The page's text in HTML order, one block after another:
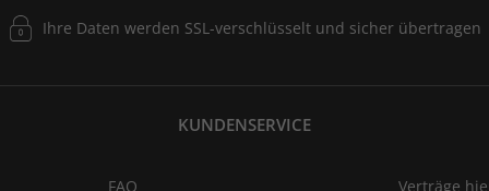
Ihre Daten werden SSL-verschlüsselt und sicher übertragen
KUNDENSERVICE
FAQ Verträge